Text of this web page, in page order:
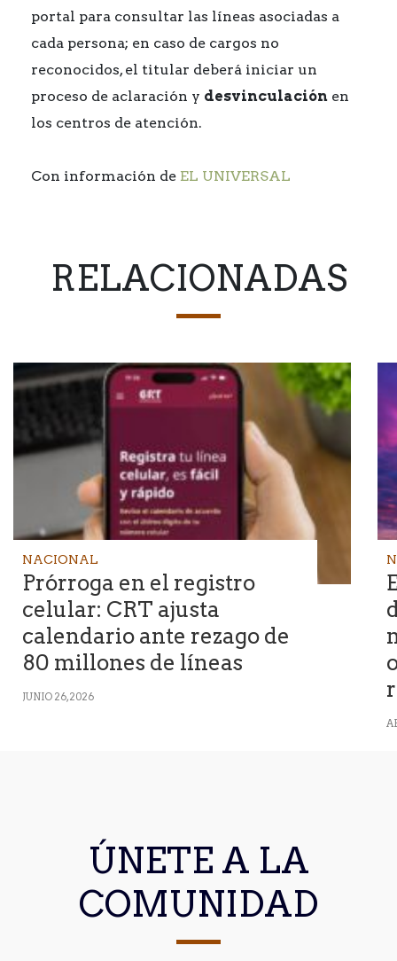
portal para consultar las líneas asociadas a
cada persona; en caso de cargos no
reconocidos, el titular deberá iniciar un
proceso de aclaración y desvinculación en
los centros de atención.
Con información de EL UNIVERSAL
RELACIONADAS
NACIONAL
Prórroga en el registro
celular: CRT ajusta
calendario ante rezago de
80 millones de líneas
JUNIO 26, 2026
ÚNETE A LA
COMUNIDAD